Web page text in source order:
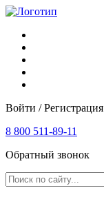
Войти / Регистрация
8 800 511-89-11
Обратный звонок